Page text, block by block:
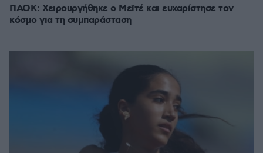
ΠΑΟΚ: Χειρουργήθηκε ο Μεϊτέ και ευχαρίστησε τον
κόσμο για τη συμπαράσταση